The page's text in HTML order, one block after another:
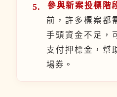
參與新案投標階
前，許多標案都
手頭資金不足，
支付押標金，幫
場券。